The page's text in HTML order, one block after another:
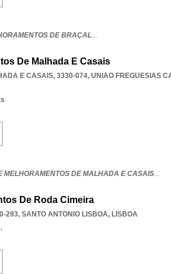
DE BRAÇAL...
De Malhada E Casais
E CASAIS, 3330-074, UNIAO FREGUESIAS
MELHORAMENTOS DE MALHADA E CASAIS...
De Roda Cimeira
293, SANTO ANTONIO LISBOA, LISBOA